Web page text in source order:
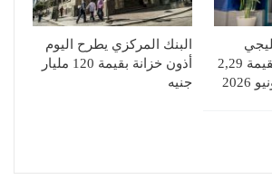
يحقق صافي ربح بقيمة 2,29
البنك المركزي يطرح اليوم
أذون خزانة بقيمة 120 مليار
جنيه